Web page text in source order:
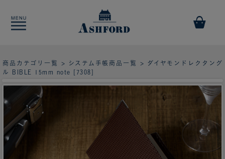
商品カテゴリ一覧 > システム手帳商品一覧
> ダイヤモンドレクタング
ル BIBLE 15mm note [7308]